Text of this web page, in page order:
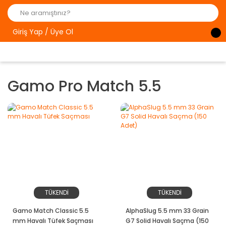
Giriş Yap / Üye Ol
Gamo Pro Match 5.5
TÜKENDİ
Gamo Match Classic 5.5
mm Havalı Tüfek Saçması
TÜKENDİ
AlphaSlug 5.5 mm 33 Grain
G7 Solid Havalı Saçma (150